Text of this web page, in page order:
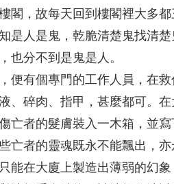
閣，故每天回到樓閣裡大多
是人是鬼，乾脆清楚鬼找清楚
也分不到是鬼是人。
便有個專門的工作人員，在
、碎肉、指甲，甚麼都可。
亡者的髮膚裝入一木箱，並
亡者的靈魂既永不能飄出，
能在大廈上製造出薄弱的幻象